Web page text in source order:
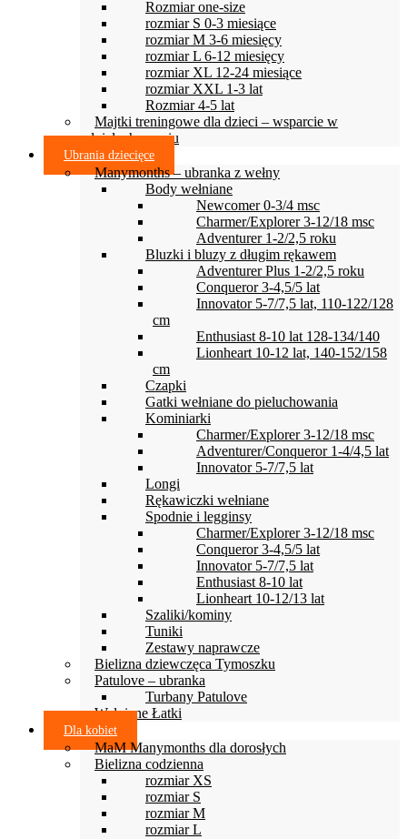
Rozmiar one-size
rozmiar S 0-3 miesiące
rozmiar M 3-6 miesięcy
rozmiar L 6-12 miesięcy
rozmiar XL 12-24 miesiące
rozmiar XXL 1-3 lat
Rozmiar 4-5 lat
Majtki treningowe dla dzieci – wsparcie w
odpieluchowaniu
Ubrania dziecięce
Manymonths – ubranka z wełny
Body wełniane
Newcomer 0-3/4 msc
Charmer/Explorer 3-12/18 msc
Adventurer 1-2/2,5 roku
Bluzki i bluzy z długim rękawem
Adventurer Plus 1-2/2,5 roku
Conqueror 3-4,5/5 lat
Innovator 5-7/7,5 lat, 110-122/128
cm
Enthusiast 8-10 lat 128-134/140
Lionheart 10-12 lat, 140-152/158
cm
Czapki
Gatki wełniane do pieluchowania
Kominiarki
Charmer/Explorer 3-12/18 msc
Adventurer/Conqueror 1-4/4,5 lat
Innovator 5-7/7,5 lat
Longi
Rękawiczki wełniane
Spodnie i legginsy
Charmer/Explorer 3-12/18 msc
Conqueror 3-4,5/5 lat
Innovator 5-7/7,5 lat
Enthusiast 8-10 lat
Lionheart 10-12/13 lat
Szaliki/kominy
Tuniki
Zestawy naprawcze
Bielizna dziewczęca Tymoszku
Patulove – ubranka
Turbany Patulove
Wełniane Łatki
Dla kobiet
MaM Manymonths dla dorosłych
Bielizna codzienna
rozmiar XS
rozmiar S
rozmiar M
rozmiar L